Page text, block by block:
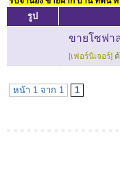
รูป
ขายโซฟา
[เฟอร์นิเจอร์]
หน้า 1 จาก 1 1